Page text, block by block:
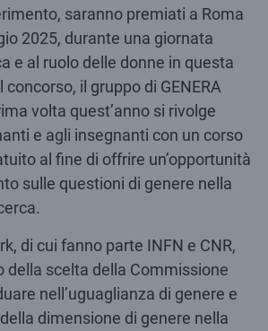
saranno premiati a Roma
2025, durante una giornata
e al ruolo delle donne in questa
il gruppo di GENERA
volta quest’anno si rivolge
e agli insegnanti con un corso
al fine di offrire un’opportunità
sulle questioni di genere nella
di cui fanno parte INFN e CNR,
della scelta della Commissione
nell’uguaglianza di genere e
dimensione di genere nella